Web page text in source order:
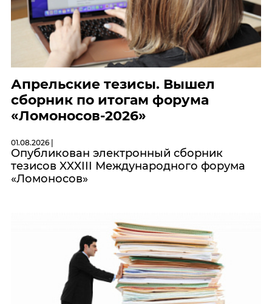
Апрельские тезисы. Вышел
сборник по итогам форума
«Ломоносов-2026»
01.08.2026 |
Опубликован электронный сборник
тезисов XXXIII Международного форума
«Ломоносов»